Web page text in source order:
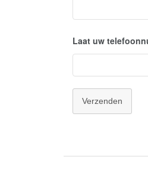
Laat uw
Verzenden